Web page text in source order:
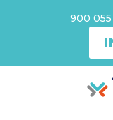
900 055